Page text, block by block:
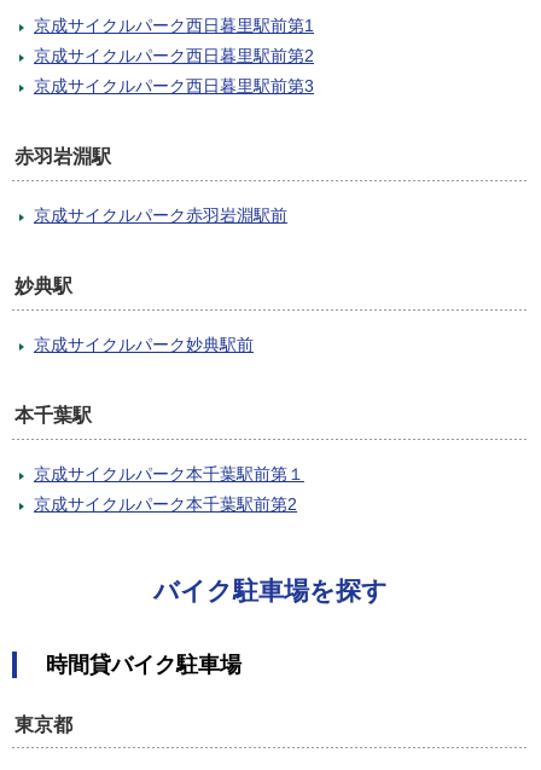
京成サイクルパーク西日暮里駅前第1
京成サイクルパーク西日暮里駅前第2
京成サイクルパーク西日暮里駅前第3
赤羽岩淵駅
京成サイクルパーク赤羽岩淵駅前
妙典駅
京成サイクルパーク妙典駅前
本千葉駅
京成サイクルパーク本千葉駅前第１
京成サイクルパーク本千葉駅前第2
バイク駐車場を探す
時間貸バイク駐車場
東京都